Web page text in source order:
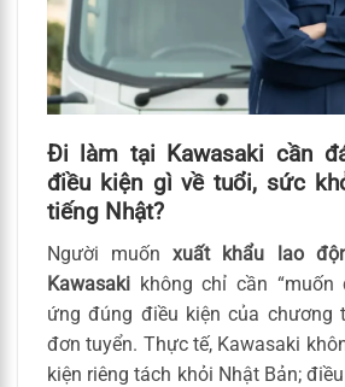
Đi làm tại Kawasaki cần
điều kiện gì về tuổi, sức
tiếng Nhật?
Người muốnxuất khẩu lao
Kawasaki không chỉ cần
ứng đúng điều kiện của chương
đơn tuyển. Thực tế, Kawasaki
kiện riêng tách khỏi Nhật Bản;